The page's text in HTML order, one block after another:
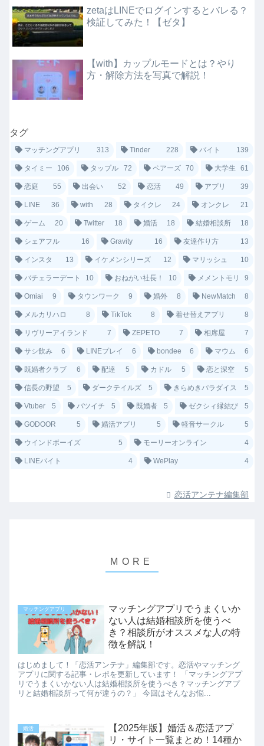
zetaはLINEでログインするとバレる？
検証してみた！【ゼタ】
【with】カップルモードとは？やり
方・解除方法を写真で解説！
タグ
マッチングアプリ 313 Tinder 228 バイト 139
タイミー 106 タップル 72 ペアーズ 70 大学生 61
恋庭 55 出会い 52 恋活 49 アプリ 39
LINE 36 with 28 タイクレ 24 オンクレ 21
ゲーム 20 Twitter 18 婚活 18 結婚相談所 18
シェアフル 16 Gravity 16 友達作り方 13
インスタ 13 イケメンシリーズ 12 マリッシュ 10
バチェラーデート 10 おねがい社長！ 10 メメントモリ 9
Omiai 9 タウンワーク 9 婚外 8 NewMatch 8
メルカリハロ 8 TikTok 8 着せ替えアプリ 8
リヴリーアイランド 7 ZEPETO 7 相席屋 7
サシ飲み 6 LINEプレイ 6 bondee 6 マウム 6
既婚者クラブ 6 配達 5 カドル 5 恋と深空 5
信長の野望 5 ダークテイルズ 5 きらめきパラダイス 5
Vtuber 5 バツイチ 5 既婚者 5 ゼクシィ縁結び 5
GODOOR 5 婚活アプリ 5 軽音サークル 5
ウインドボーイズ 5 モーリーオンライン 4
LINEバイト 4 WePlay 4
恋活アンテナ編集部
マッチングアプリ
マッチングアプリでうまくいか
ない人は結婚相談所を使うべ
き？相談所がオススメな人の特
徴を解説！
はじめまして！「恋活アンテナ」編集部です。恋活やマッチング
アプリに関する記事・レポを更新しています！ 「マッチングアプ
リでうまくいかない人は結婚相談所を使うべき？マッチングアプ
リと結婚相談所って何が違うの？」 今回はそんなお悩...
婚活
【2025年版】婚活＆恋活アプ
リ・サイト一覧まとめ！14種か